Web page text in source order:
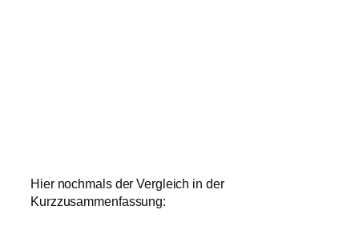
Hier nochmals der Vergleich in der
Kurzzusammenfassung: